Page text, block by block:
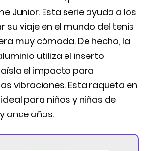
Junior. Esta serie ayuda a los
su viaje en el mundo del tenis
muy cómoda. De hecho, la
utiliza el inserto
el impacto para
vibraciones. Esta raqueta en
para niños y niñas de
once años.